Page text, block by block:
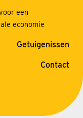
een
economie
Getuigenissen
Contact